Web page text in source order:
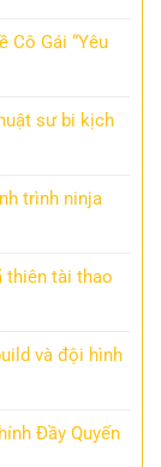
Cô Gái “Yêu
sư bi kịch
trình ninja
thiên tài thao
và đội hình
Đầy Quyến